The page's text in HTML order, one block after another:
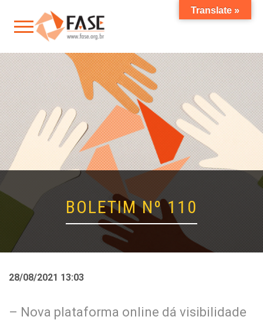
BOLETIM Nº 110
28/08/2021 13:03
– Nova plataforma online dá visibilidade
Translate »